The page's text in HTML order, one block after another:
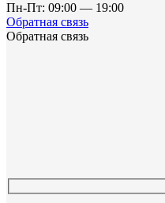
Пн-Пт: 09:00 — 19:00
Обратная связь
Обратная связь